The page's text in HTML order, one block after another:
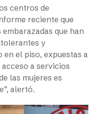
centros de
reciente que
que han
y
en el piso, expuestas a
a servicios
las mujeres es
alertó.